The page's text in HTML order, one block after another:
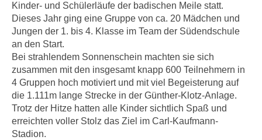
Kinder- und Schülerläufe der badischen Meile statt.
Dieses Jahr ging eine Gruppe von ca. 20 Mädchen und
Jungen der 1. bis 4. Klasse im Team der Südendschule
an den Start.
Bei strahlendem Sonnenschein machten sie sich
zusammen mit den insgesamt knapp 600 Teilnehmern in
4 Gruppen hoch motiviert und mit viel Begeisterung auf
die 1.111m lange Strecke in der Günther-Klotz-Anlage.
Trotz der Hitze hatten alle Kinder sichtlich Spaß und
erreichten voller Stolz das Ziel im Carl-Kaufmann-
Stadion.